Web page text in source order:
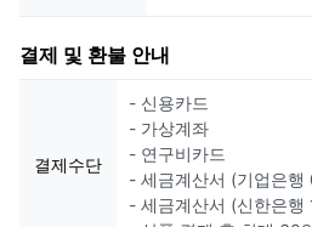
결제 및 환불 안내
결제수단
- 신용카드
- 가상계좌
- 연구비카드
- 세금계산서 (기업은
- 세금계산서 (신한은